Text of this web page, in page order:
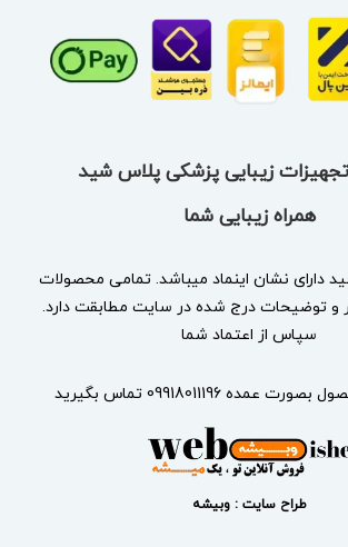
زیبایی پزشکی پلاس شید
همراه زیبایی شما
دارای نشان اینماد میباشد. تمامی محصولات
و توضیحات درج شده در سایت مطابقت دارد.
سپاس از اعتماد شما
09918011196 تماس بگیرید
طراح سایت : وبیشه